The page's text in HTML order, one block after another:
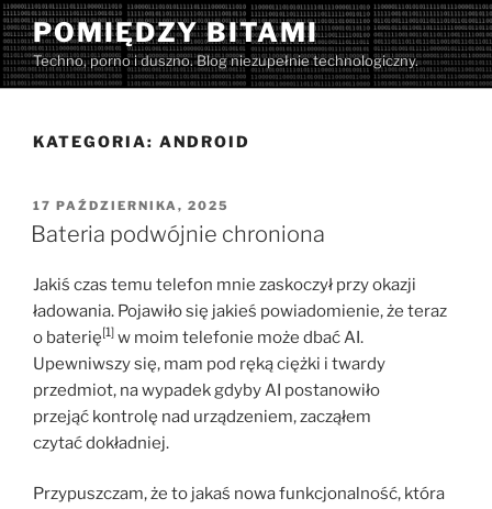
Przejdź
do
treści
POMIĘDZY BITAMI
Techno, porno i duszno. Blog niezupełnie technologiczny.
KATEGORIA: ANDROID
OPUBLIKOWANE
W
17 PAŹDZIERNIKA, 2025
Bateria podwójnie chroniona
Jakiś czas temu telefon mnie zaskoczył przy okazji
ładowania. Pojawiło się jakieś powiadomienie, że teraz
o baterię[1] w moim telefonie może dbać AI.
Upewniwszy się, mam pod ręką ciężki i twardy
przedmiot, na wypadek gdyby AI postanowiło
przejąć kontrolę nad urządzeniem, zacząłem
czytać dokładniej.
Przypuszczam, że to jakaś nowa funkcjonalność, która